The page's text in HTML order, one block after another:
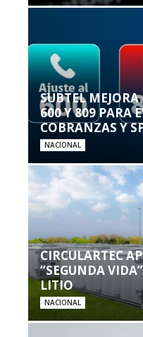
SUBTEL
600 Y 809 PARA
COBRANZAS Y
NACIONAL
CIRCULARTEC
“SEGUNDA
LITIO
NACIONAL